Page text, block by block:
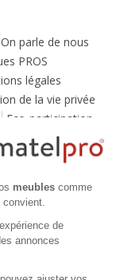
On parle de nous
PROS
légales
de la vie privée
Eco-participation
Cartes cadeaux
professionnel
livraison
fois
meubles comme
de
annonces